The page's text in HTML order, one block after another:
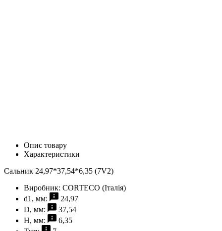
Опис товару
Характеристики
Сальник 24,97*37,54*6,35 (7V2)
Виробник: CORTECO (Італія)
d1, мм:
24,97
D, мм:
37,54
H, мм:
6,35